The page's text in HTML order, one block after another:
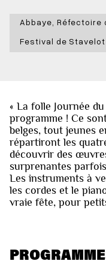
Abbaye, Réfectoire
Festival de Stavelot
« La folle Journée
programme ! Ce
belges, tout jeunes
répartiront les
découvrir des
surprenantes
Les instruments à
les cordes et le
vraie fête, pour
PROGRAMME